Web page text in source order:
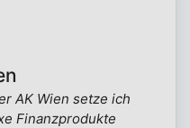
AK Wien setze ich
Finanzprodukte